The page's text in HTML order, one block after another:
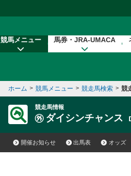
競馬メニュー 馬券・JRA-UMACA
ホーム > 競馬メニュー > 競走馬検索 > 競
競走馬情報
ダイシンチャンス
開催お知らせ 出馬表 オッズ